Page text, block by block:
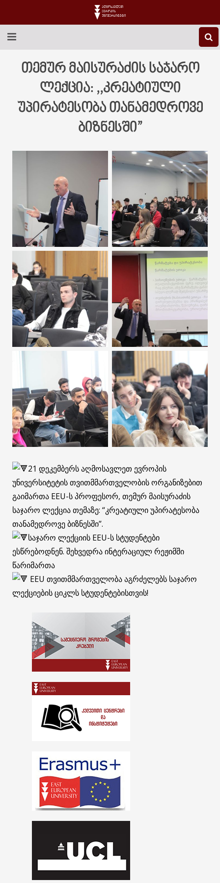
EEU-Ს ᲨᲔᲡᲐᲮᲔᲑ
ᲒᲐᲜᲐᲗᲚᲔᲑᲐ
ᲙᲕᲚᲔᲕᲐ
ᲑᲘᲑᲚᲘᲝᲗᲔᲙᲐ
თემურ მაისურაძის საჯარო
ლექცია: ,,კრეატიული
უპირატესობა თანამედროვე
ბიზნესში”
21 დეკემბერს აღმოსავლეთ ევროპის
უნივერსიტეტის თვითმმართველობის ორგანიზებით
გაიმართა EEU-ს პროფესორ, თემურ მაისურაძის
საჯარო ლექცია თემაზე: “კრეატიული უპირატესობა
თანამედროვე ბიზნესში”.
საჯარო ლექციის EEU-ს სტუდენტები
ესწრებოდნენ. შეხვედრა ინტერაციულ რეჟიმში
წარიმართა
EEU თვითმმართველობა აგრძელებს საჯარო
ლექციების ციკლს სტუდენტებისთვის!